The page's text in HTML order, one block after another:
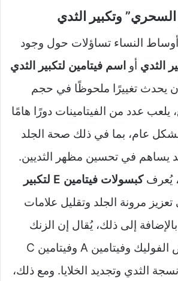
السحري” وتكبير الثدي
أوساط النساء تساؤلات حول وجود
الثدي أو اسم فيتامين لتكبير الثدي
يحدث تغييرًا ملحوظًا في حجم
يلعب عدد من الفيتامينات دورًا هامًا
عام، بما في ذلك صحة الجلد
يساهم في تحسين مظهر الثديين.
يُعرف
كبسولات فيتامين E لتكبير
تعزيز مرونة الجلد وتقليل علامات
إلى ذلك، يُقال إن الزنك
وفيتامين D وحمض الفوليك وفيتامين A وفيتامين C
الثدي وتجديد الخلايا. ومع ذلك،